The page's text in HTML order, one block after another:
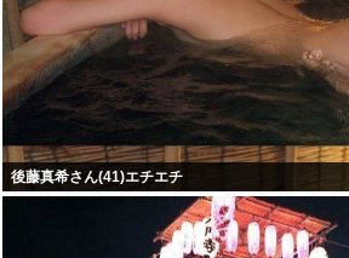
後藤真希さん(41)エチエチ